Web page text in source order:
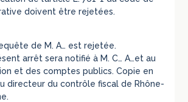
doivent être rejetées.
de M. A… est rejetée.
arrêt sera notifié à M. C… A…et au
et des comptes publics. Copie en
directeur du contrôle fiscal de Rhône-